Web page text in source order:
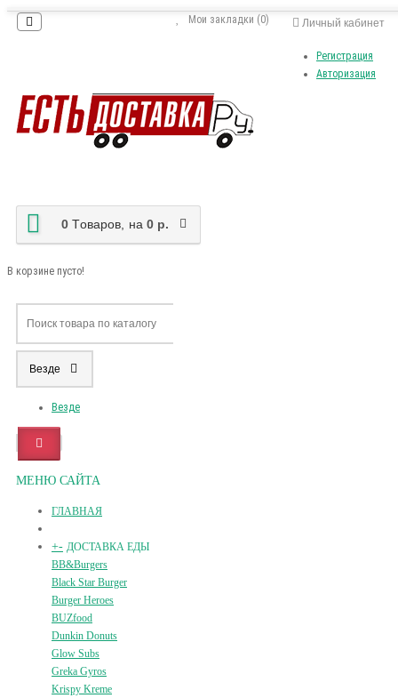
Личный кабинет
Регистрация
Авторизация
Мои закладки (0)
0 Tоваров, на 0 р.
В корзине пусто!
Везде
Везде
МЕНЮ САЙТА
ГЛАВНАЯ
+- ДОСТАВКА ЕДЫ
BB&Burgers
Black Star Burger
Burger Heroes
BUZfood
Dunkin Donuts
Glow Subs
Greka Gyros
Krispy Kreme